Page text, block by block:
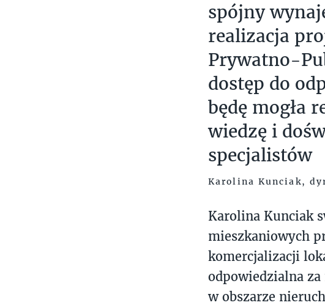
spójny
realizacja
Prywatno-
dostęp do
będę mogła
wiedzę i
specjalistów
Karolina Kunciak,
Karolina Kunciak
mieszkaniowych
komercjalizacji
odpowiedzialna
w obszarze